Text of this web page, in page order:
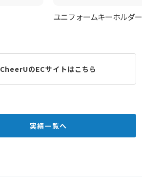
ユニフォームキーホルダー
CheerUのECサイトはこちら
実績一覧へ